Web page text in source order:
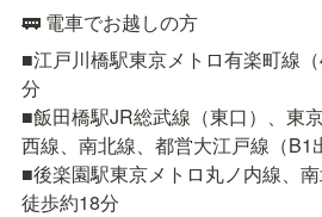
🚃 電車でお越しの方
■江戸川橋駅東京メトロ有楽町線
分
■飯田橋駅JR総武線（東口）、東
西線、南北線、都営大江戸線（B1
■後楽園駅東京メトロ丸ノ内線、
徒歩約18分